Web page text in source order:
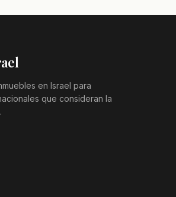
en Israel para
que consideran la